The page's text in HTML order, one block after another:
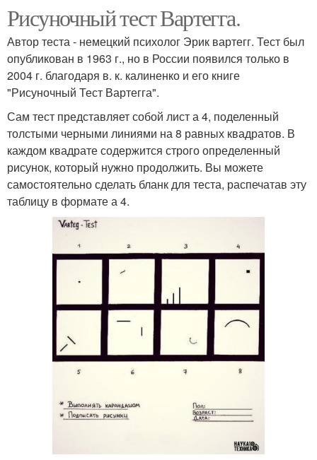
Рисуночный тест Вартегга.
Автор теста - немецкий психолог Эрик вартегг. Тест был
опубликован в 1963 г., но в России появился только в
2004 г. благодаря в. к. калиненко и его книге
"Рисуночный Тест Вартегга".
Сам тест представляет собой лист а 4, поделенный
толстыми черными линиями на 8 равных квадратов. В
каждом квадрате содержится строго определенный
рисунок, который нужно продолжить. Вы можете
самостоятельно сделать бланк для теста, распечатав эту
таблицу в формате а 4.